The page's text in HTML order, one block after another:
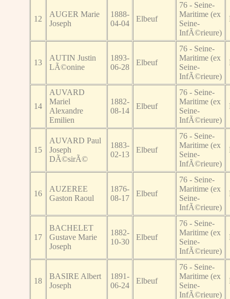
12
AUGER Marie
Joseph
1888-
04-04
Elbeuf
76 - Seine-
Maritime (ex
Seine-
InfÃ©rieure)
13
AUTIN Justin
LÃ©onine
1893-
06-28
Elbeuf
76 - Seine-
Maritime (ex
Seine-
InfÃ©rieure)
14
AUVARD
Mariel
Alexandre
Emilien
1882-
08-14
Elbeuf
76 - Seine-
Maritime (ex
Seine-
InfÃ©rieure)
15
AUVARD Paul
Joseph
DÃ©sirÃ©
1883-
02-13
Elbeuf
76 - Seine-
Maritime (ex
Seine-
InfÃ©rieure)
16
AUZEREE
Gaston Raoul
1876-
08-17
Elbeuf
76 - Seine-
Maritime (ex
Seine-
InfÃ©rieure)
17
BACHELET
Gustave Marie
Joseph
1882-
10-30
Elbeuf
76 - Seine-
Maritime (ex
Seine-
InfÃ©rieure)
18
BASIRE Albert
Joseph
1891-
06-24
Elbeuf
76 - Seine-
Maritime (ex
Seine-
InfÃ©rieure)